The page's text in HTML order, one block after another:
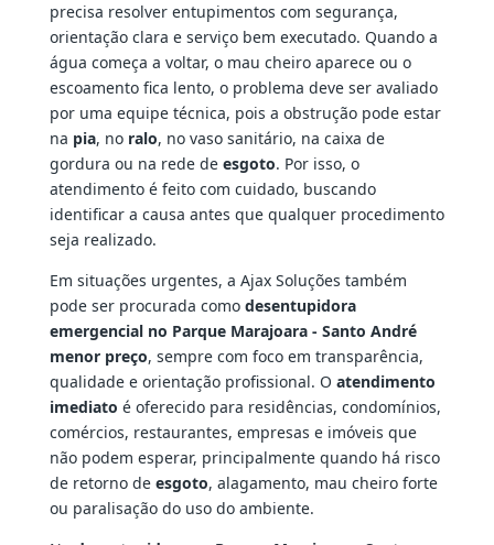
precisa resolver entupimentos com segurança,
orientação clara e serviço bem executado. Quando a
água começa a voltar, o mau cheiro aparece ou o
escoamento fica lento, o problema deve ser avaliado
por uma equipe técnica, pois a obstrução pode estar
na pia, no ralo, no vaso sanitário, na caixa de
gordura ou na rede de esgoto. Por isso, o
atendimento é feito com cuidado, buscando
identificar a causa antes que qualquer procedimento
seja realizado.
Em situações urgentes, a Ajax Soluções também
pode ser procurada como desentupidora
emergencial no Parque Marajoara - Santo André
menor preço, sempre com foco em transparência,
qualidade e orientação profissional. O atendimento
imediato é oferecido para residências, condomínios,
comércios, restaurantes, empresas e imóveis que
não podem esperar, principalmente quando há risco
de retorno de esgoto, alagamento, mau cheiro forte
ou paralisação do uso do ambiente.